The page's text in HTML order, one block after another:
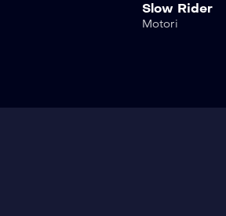
Slow Rider
Motori